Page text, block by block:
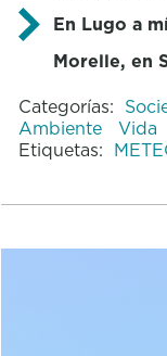
En Lugo a
Morelle, en
Categorías:
Ambiente
Vida
Etiquetas: